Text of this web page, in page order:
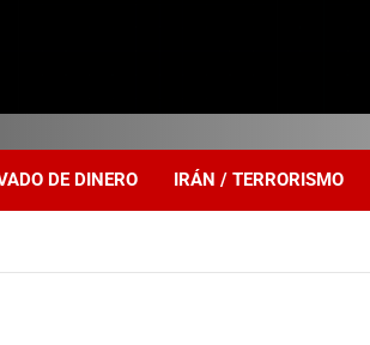
DE DINERO IRÁN / TERRORISMO